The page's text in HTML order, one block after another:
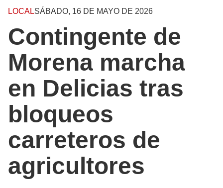
LOCALSÁBADO, 16 DE MAYO DE 2026
Contingente de
Morena marcha
en Delicias tras
bloqueos
carreteros de
agricultores